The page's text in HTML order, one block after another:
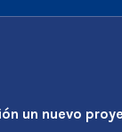
un nuevo